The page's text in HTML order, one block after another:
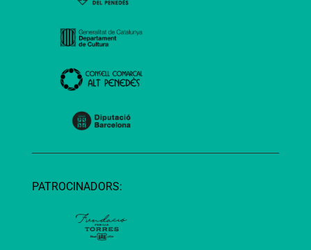
PATROCINADORS: